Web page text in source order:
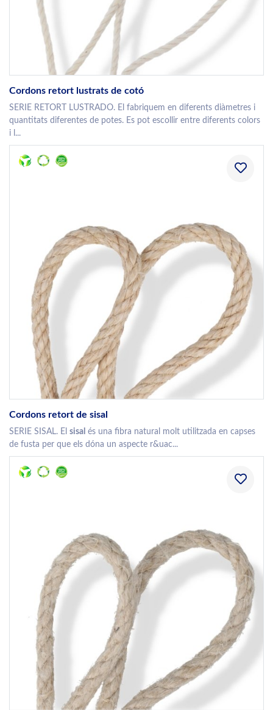
Cordons retort lustrats de cotó
SERIE RETORT LUSTRADO. El fabriquem en diferents diàmetres i
quantitats diferentes de potes. Es pot escollir entre diferents colors
i l...
Cordons retort de sisal
SERIE SISAL. El sisal és una fibra natural molt utilitzada en capses
de fusta per que els dóna un aspecte r&uac...